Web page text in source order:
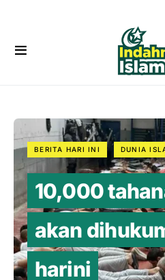
BERITA HARI INI DUNIA
10,000
akan
harini